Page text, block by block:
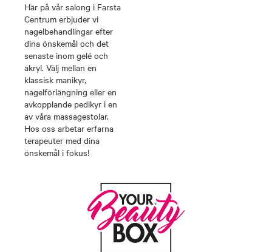
Här på vår salong i Farsta
Centrum erbjuder vi
nagelbehandlingar efter
dina önskemål och det
senaste inom gelé och
akryl. Välj mellan en
klassisk manikyr,
nagelförlängning eller en
avkopplande pedikyr i en
av våra massagestolar.
Hos oss arbetar erfarna
terapeuter med dina
önskemål i fokus!